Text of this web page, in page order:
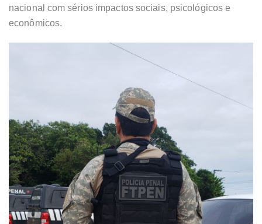
nacional com sérios impactos sociais, psicológicos e
econômicos.